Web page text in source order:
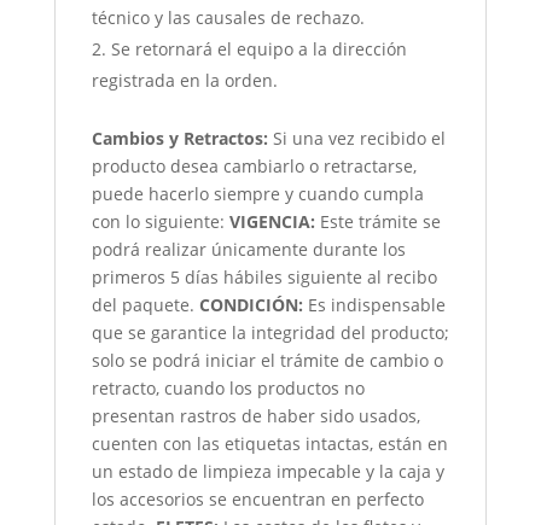
técnico y las causales de rechazo.
Se retornará el equipo a la dirección
registrada en la orden.
Cambios y Retractos: Si una vez recibido el
producto desea cambiarlo o retractarse,
puede hacerlo siempre y cuando cumpla
con lo siguiente: VIGENCIA: Este trámite se
podrá realizar únicamente durante los
primeros 5 días hábiles siguiente al recibo
del paquete. CONDICIÓN: Es indispensable
que se garantice la integridad del producto;
solo se podrá iniciar el trámite de cambio o
retracto, cuando los productos no
presentan rastros de haber sido usados,
cuenten con las etiquetas intactas, están en
un estado de limpieza impecable y la caja y
los accesorios se encuentran en perfecto